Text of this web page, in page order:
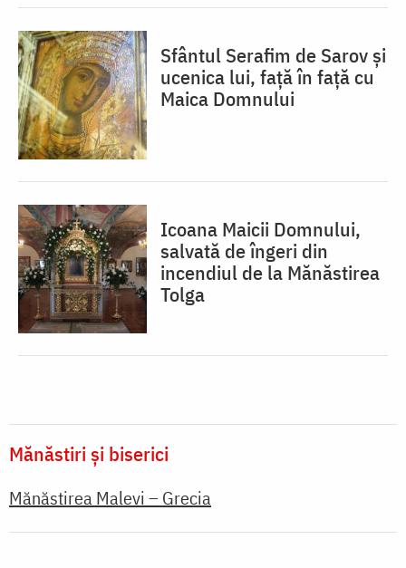
Sfântul Serafim de Sarov și
ucenica lui, față în față cu
Maica Domnului
Icoana Maicii Domnului,
salvată de îngeri din
incendiul de la Mănăstirea
Tolga
Mănăstiri și biserici
Mănăstirea Malevi – Grecia